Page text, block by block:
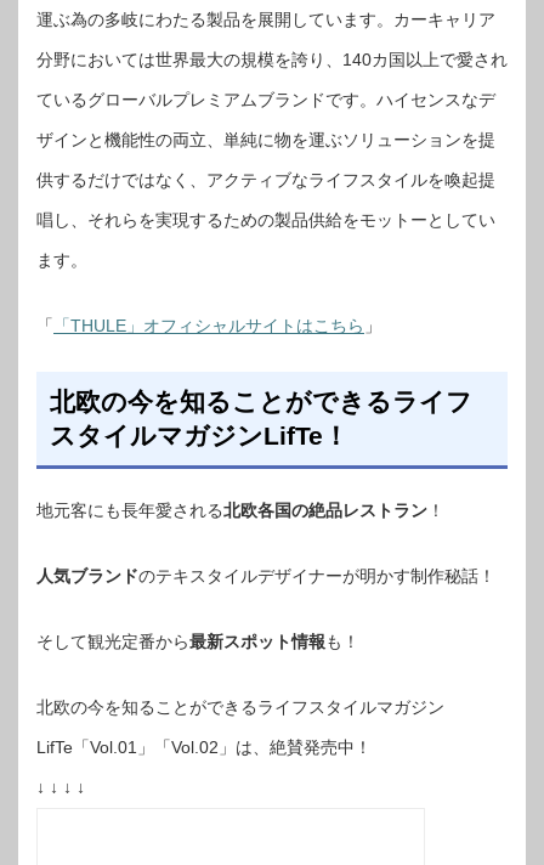
運ぶ為の多岐にわたる製品を展開しています。カーキャリア
分野においては世界最⼤の規模を誇り、140カ国以上で愛され
ているグローバルプレミアムブランドです。ハイセンスなデ
ザインと機能性の両⽴、単純に物を運ぶソリューションを提
供するだけではなく、アクティブなライフスタイルを喚起提
唱し、それらを実現するための製品供給をモットーとしてい
ます。
「 「THULE」オフィシャルサイトはこちら 」
北欧の今を知ることができるライフ
スタイルマガジンLifTe！
地元客にも長年愛される北欧各国の絶品レストラン ！
人気ブランドのテキスタイルデザイナーが明かす制作秘話！
そして観光定番から最新スポット情報も！
北欧の今を知ることができるライフスタイルマガジン
LifTe「Vol.01」「Vol.02」は、絶賛発売中！
↓ ↓ ↓ ↓